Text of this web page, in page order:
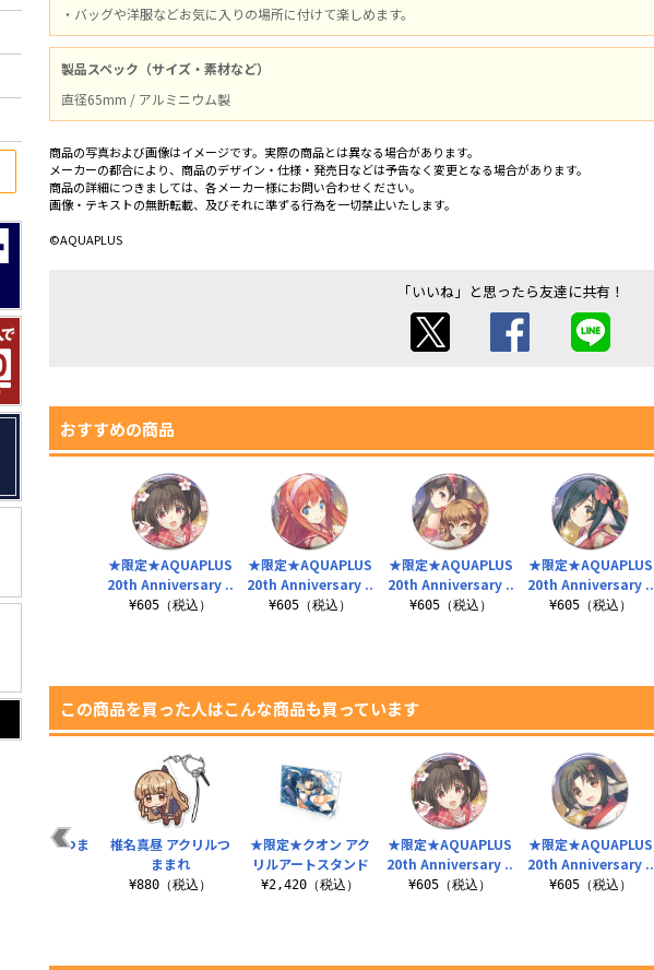
・バッグや洋服などお気に入りの場所に付けて楽しめます。
製品スペック（サイズ・素材など）
直径65mm / アルミニウム製
商品の写真および画像はイメージです。実際の商品とは異なる場合があります。
メーカーの都合により、商品のデザイン・仕様・発売日などは予告なく変更となる場合があります。
商品の詳細につきましては、各メーカー様にお問い合わせください。
画像・テキストの無断転載、及びそれに準ずる行為を一切禁止いたします。
©AQUAPLUS
「いいね」と思ったら友達に共有！
おすすめの商品
★限定★AQUAPLUS
20th Anniversary ..
¥605（税込）
★限定★AQUAPLUS
20th Anniversary ..
¥605（税込）
★限定★AQUAPLUS
20th Anniversary ..
¥605（税込）
★限定★AQUAPLUS
20th Anniversary ..
¥605（税込）
この商品を買った人はこんな商品も買っています
★限定★AQUAPLUS
20th Anniversary ..
¥605（税込）
★限定★AQUAPLUS
20th Anniversary ..
¥605（税込）
アクリルつま
椎名真昼 アクリルつ
ままれ
¥880（税込）
★限定★クオン アク
リルアートスタンド
¥2,420（税込）